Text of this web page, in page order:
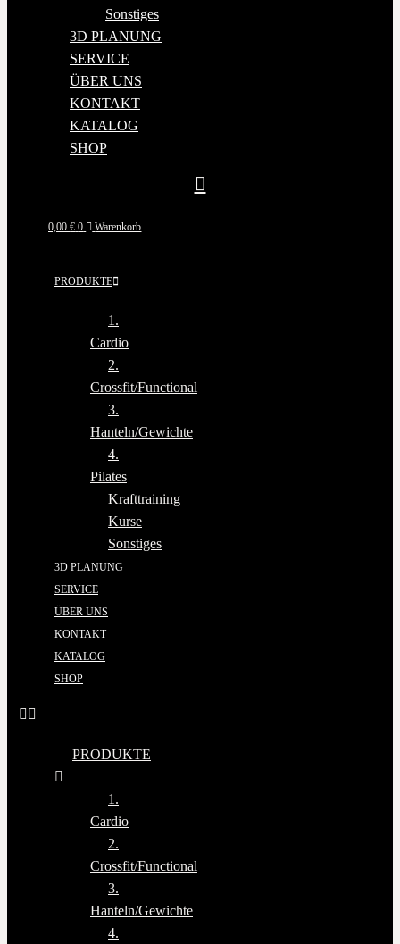
Sonstiges
3D PLANUNG
SERVICE
ÜBER UNS
KONTAKT
KATALOG
SHOP
0,00€ 0 Warenkorb
PRODUKTE
1.
Cardio
2.
Crossfit/Functional
3.
Hanteln/Gewichte
4.
Pilates
Krafttraining
Kurse
Sonstiges
3D PLANUNG
SERVICE
ÜBER UNS
KONTAKT
KATALOG
SHOP
PRODUKTE
1.
Cardio
2.
Crossfit/Functional
3.
Hanteln/Gewichte
4.